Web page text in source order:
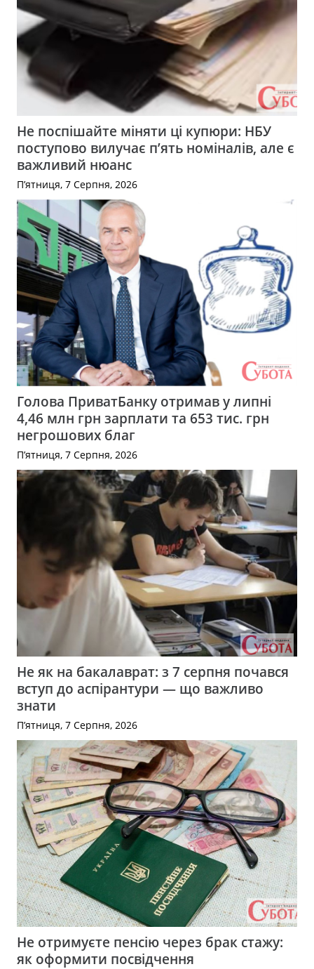
Не поспішайте міняти ці купюри: НБУ
поступово вилучає п’ять номіналів, але є
важливий нюанс
П’ятниця, 7 Серпня, 2026
Голова ПриватБанку отримав у липні
4,46 млн грн зарплати та 653 тис. грн
негрошових благ
П’ятниця, 7 Серпня, 2026
Не як на бакалаврат: з 7 серпня почався
вступ до аспірантури — що важливо
знати
П’ятниця, 7 Серпня, 2026
Не отримуєте пенсію через брак стажу:
як оформити посвідчення